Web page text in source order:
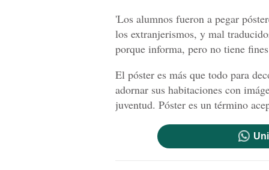
'Los alumnos fueron a pegar
los extranjerismos, y mal
porque informa, pero no tiene
El póster es más que todo para
adornar sus habitaciones con
juventud. Póster es un término